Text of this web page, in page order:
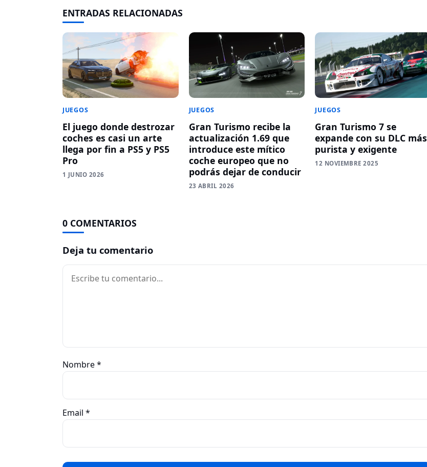
ENTRADAS RELACIONADAS
JUEGOS
El juego donde destrozar
coches es casi un arte
llega por fin a PS5 y PS5
Pro
1 JUNIO 2026
JUEGOS
Gran Turismo recibe la
actualización 1.69 que
introduce este mítico
coche europeo que no
podrás dejar de conducir
23 ABRIL 2026
JUEGOS
Gran Turismo 7 se
expande con su DLC más
purista y exigente
12 NOVIEMBRE 2025
0 COMENTARIOS
Deja tu comentario
Comentario
Nombre*
Email *